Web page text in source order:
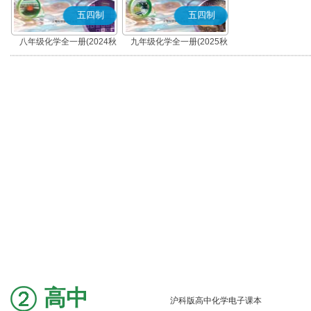
五四制
八年级化学全一册(2024秋
版)
五四制
九年级化学全一册(2025秋
版)
高中 沪科版高中化学电子课本